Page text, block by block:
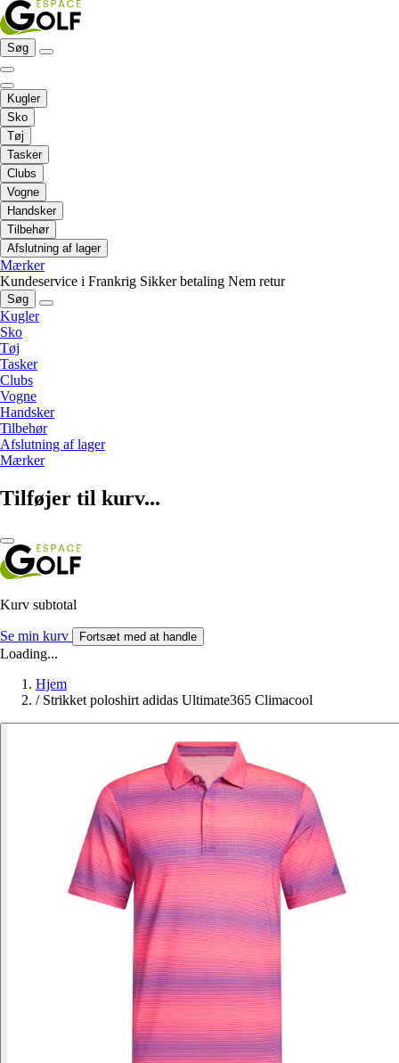
Søg
Kugler
Sko
Tøj
Tasker
Clubs
Vogne
Handsker
Tilbehør
Afslutning af lager
Mærker
Kundeservice i Frankrig Sikker betaling Nem retur
Søg
Kugler
Sko
Tøj
Tasker
Clubs
Vogne
Handsker
Tilbehør
Afslutning af lager
Mærker
Tilføjer til kurv...
Kurv subtotal
Se min kurv Fortsæt med at handle
Loading...
Hjem
/ Strikket poloshirt adidas Ultimate365 Climacool